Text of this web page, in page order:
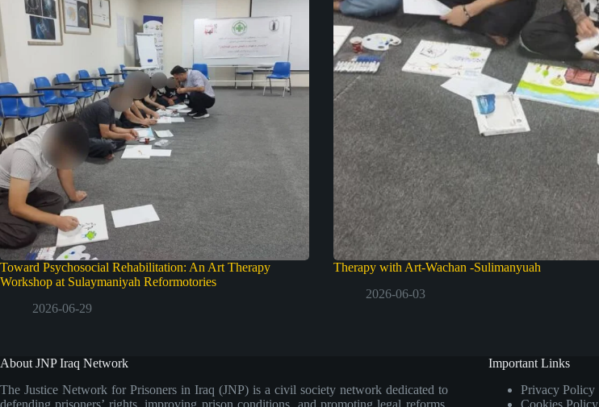
Toward Psychosocial Rehabilitation: An Art Therapy
Workshop at Sulaymaniyah Reformotories
2026-06-29
Therapy with Art-Wachan -Sulimanyuah
2026-06-03
About JNP Iraq Network
The Justice Network for Prisoners in Iraq (JNP) is a civil society network dedicated to
defending prisoners’ rights, improving prison conditions, and promoting legal reforms.
Important Links
Privacy Policy
Cookies Policy